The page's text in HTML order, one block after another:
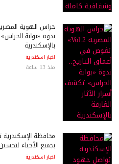
ندوة «بوابة
بالإسكندرية
اخبار اسكندرية
منذ 13 ساعة
محافظة
بجميع الأحياء
اخبار اسكندرية